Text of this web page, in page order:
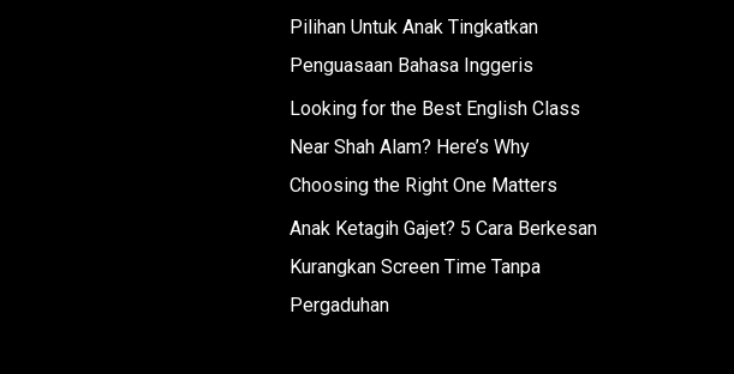
Pilihan Untuk Anak Tingkatkan
Penguasaan Bahasa Inggeris
Looking for the Best English Class
Near Shah Alam? Here’s Why
Choosing the Right One Matters
Anak Ketagih Gajet? 5 Cara Berkesan
Kurangkan Screen Time Tanpa
Pergaduhan